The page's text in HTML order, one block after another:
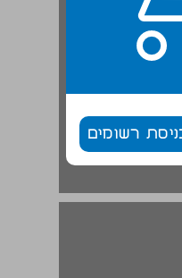
רשומים